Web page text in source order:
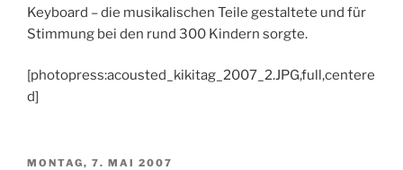
Keyboard – die musikalischen Teile gestaltete und für
Stimmung bei den rund 300 Kindern sorgte.
[photopress:acousted_kikitag_2007_2.JPG,full,centere
d]
VERÖFFENTLICHT
MONTAG, 7. MAI 2007